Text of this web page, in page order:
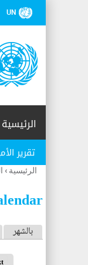
UN
الرئيسية
تقرير
أنت
هنا
الرئيسية ›
ا بالشهر